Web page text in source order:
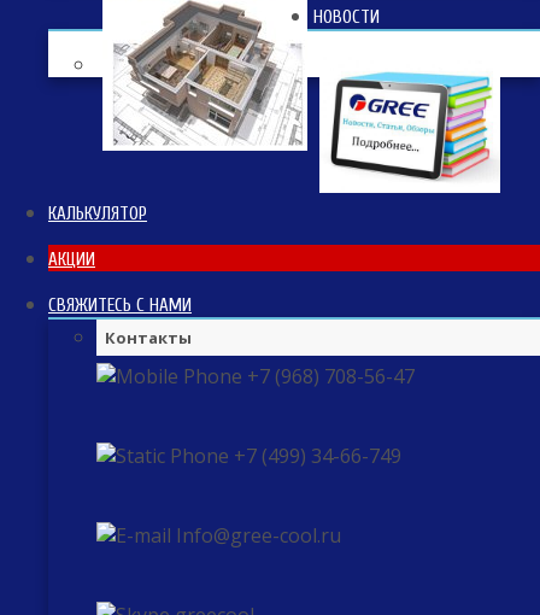
НОВОСТИ
КАЛЬКУЛЯТОР
АКЦИИ
СВЯЖИТЕСЬ С НАМИ
Контакты
+7 (968) 708-56-47
+7 (499) 34-66-749
Info@gree-cool.ru